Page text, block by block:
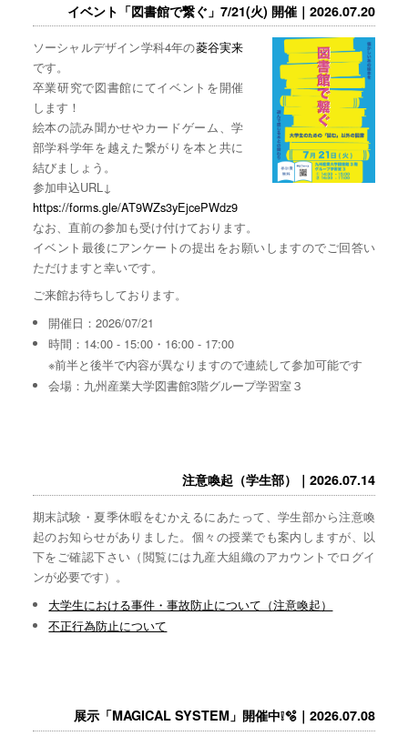
イベント「図書館で繋ぐ」7/21(火) 開催｜2026.07.20
ソーシャルデザイン学科4年の菱谷実来
です。
卒業研究で図書館にてイベントを開催
します！
絵本の読み聞かせやカードゲーム、学
部学科学年を越えた繋がりを本と共に
結びましょう。
参加申込URL↓
https://forms.gle/AT9WZs3yEjcePWdz9
なお、直前の参加も受け付けております。
イベント最後にアンケートの提出をお願いしますのでご回答い
ただけますと幸いです。
ご来館お待ちしております。
開催日：2026/07/21
時間：14:00 - 15:00・16:00 - 17:00
※前半と後半で内容が異なりますので連続して参加可能です
会場：九州産業大学図書館3階グループ学習室３
注意喚起（学生部）｜2026.07.14
期末試験・夏季休暇をむかえるにあたって、学生部から注意喚
起のお知らせがありました。個々の授業でも案内しますが、以
下をご確認下さい（閲覧には九産大組織のアカウントでログイ
ンが必要です）。
大学生における事件・事故防止について（注意喚起）
不正行為防止について
展示「MAGICAL SYSTEM」開催中❕🫧｜2026.07.08